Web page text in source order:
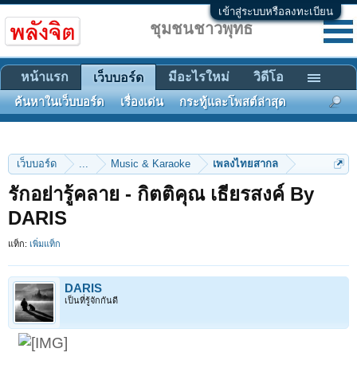
เข้าสู่ระบบหรือลงทะเบียน
เว็บบอร์ด ... Music & Karaoke เพลงไทยสากล
รักอย่ารู้คลาย - กิตติคุณ เธียรสงค์ By
DARIS
แท็ก: เพิ่มแท็ก
DARIS
เป็นที่รู้จักกันดี
ชุมชนชาวพุทธ
หน้าแรก เว็บบอร์ด
ค้นหาในเว็บบอร์ด เรื่องเด่น กระทู้และโพสต์ล่าสุด
มีอะไรใหม่ วิดีโอ